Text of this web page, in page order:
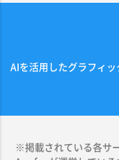
AIを活用したグラフィ
※掲載されている各サ